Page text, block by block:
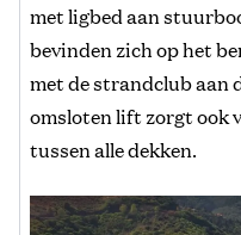
met ligbed aan
bevinden zich op het
met de strandclub aan
omsloten lift zorgt ook
tussen alle dekken.